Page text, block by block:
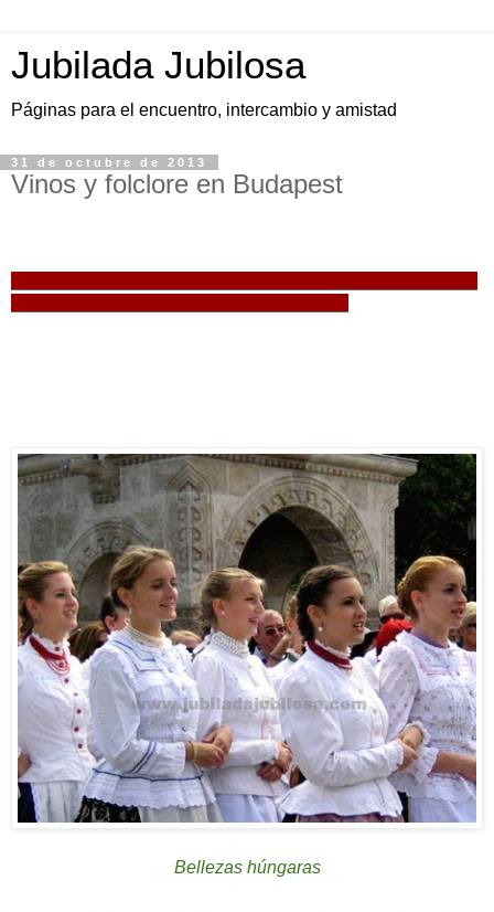
Jubilada Jubilosa
Páginas para el encuentro, intercambio y amistad
31 de octubre de 2013
Vinos y folclore en Budapest
Bellezas húngaras